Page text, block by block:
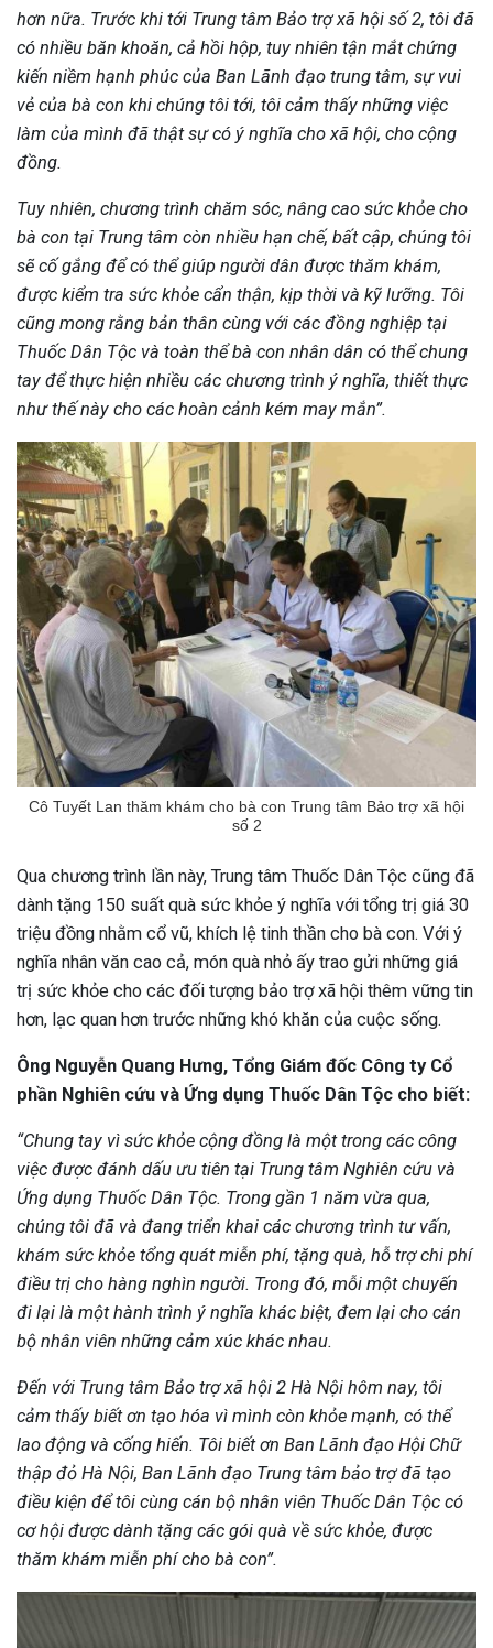
hơn nữa. Trước khi tới Trung tâm Bảo trợ xã hội số 2, tôi đã
có nhiều băn khoăn, cả hồi hộp, tuy nhiên tận mắt chứng
kiến niềm hạnh phúc của Ban Lãnh đạo trung tâm, sự vui
vẻ của bà con khi chúng tôi tới, tôi cảm thấy những việc
làm của mình đã thật sự có ý nghĩa cho xã hội, cho cộng
đồng.
Tuy nhiên, chương trình chăm sóc, nâng cao sức khỏe cho
bà con tại Trung tâm còn nhiều hạn chế, bất cập, chúng tôi
sẽ cố gắng để có thể giúp người dân được thăm khám,
được kiểm tra sức khỏe cẩn thận, kịp thời và kỹ lưỡng. Tôi
cũng mong rằng bản thân cùng với các đồng nghiệp tại
Thuốc Dân Tộc và toàn thể bà con nhân dân có thể chung
tay để thực hiện nhiều các chương trình ý nghĩa, thiết thực
như thế này cho các hoàn cảnh kém may mắn”.
Cô Tuyết Lan thăm khám cho bà con Trung tâm Bảo trợ xã hội
số 2
Qua chương trình lần này, Trung tâm Thuốc Dân Tộc cũng đã
dành tặng 150 suất quà sức khỏe ý nghĩa với tổng trị giá 30
triệu đồng nhằm cổ vũ, khích lệ tinh thần cho bà con. Với ý
nghĩa nhân văn cao cả, món quà nhỏ ấy trao gửi những giá
trị sức khỏe cho các đối tượng bảo trợ xã hội thêm vững tin
hơn, lạc quan hơn trước những khó khăn của cuộc sống.
Ông Nguyễn Quang Hưng, Tổng Giám đốc Công ty Cổ
phần Nghiên cứu và Ứng dụng Thuốc Dân Tộc cho biết:
“Chung tay vì sức khỏe cộng đồng là một trong các công
việc được đánh dấu ưu tiên tại Trung tâm Nghiên cứu và
Ứng dụng Thuốc Dân Tộc. Trong gần 1 năm vừa qua,
chúng tôi đã và đang triển khai các chương trình tư vấn,
khám sức khỏe tổng quát miễn phí, tặng quà, hỗ trợ chi phí
điều trị cho hàng nghìn người. Trong đó, mỗi một chuyến
đi lại là một hành trình ý nghĩa khác biệt, đem lại cho cán
bộ nhân viên những cảm xúc khác nhau.
Đến với Trung tâm Bảo trợ xã hội 2 Hà Nội hôm nay, tôi
cảm thấy biết ơn tạo hóa vì mình còn khỏe mạnh, có thể
lao động và cống hiến. Tôi biết ơn Ban Lãnh đạo Hội Chữ
thập đỏ Hà Nội, Ban Lãnh đạo Trung tâm bảo trợ đã tạo
điều kiện để tôi cùng cán bộ nhân viên Thuốc Dân Tộc có
cơ hội được dành tặng các gói quà về sức khỏe, được
thăm khám miễn phí cho bà con”.